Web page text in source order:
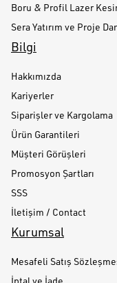
Boru & Profil Lazer
Sera Yatırım ve Proje
Bilgi
Hakkımızda
Kariyerler
Siparişler ve Kargolama
Ürün Garantileri
Müşteri Görüşleri
Promosyon Şartları
SSS
İletişim / Contact
Kurumsal
Mesafeli Satış
İptal ve İade